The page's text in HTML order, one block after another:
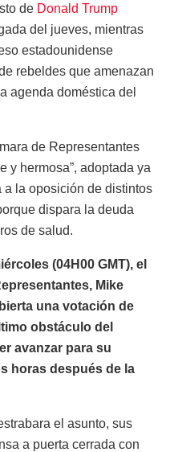
de Donald Trump
del jueves, mientras
estadounidense
rebeldes que amenazan
agenda doméstica del
de Representantes
y hermosa”, adoptada ya
a la oposición de distintos
dispara la deuda
de salud.
(04H00 GMT), el
Mike
una votación de
obstáculo del
avanzar para su
horas después de la
el asunto, sus
a puerta cerrada con